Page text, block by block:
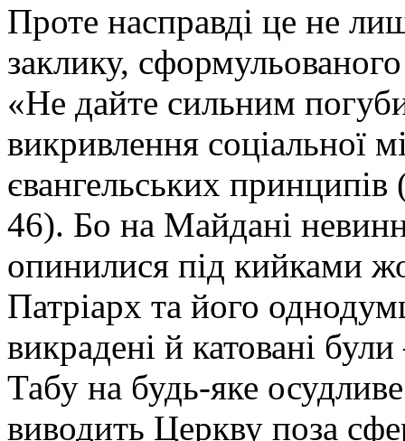
Проте насправді це не
заклику,
«Не дайте сильним
викривлення соціальної
євангельських
46). Бо на Майдані
опинилися під кийками
Патріарх та його
викрадені й катовані
Табу на будь-яке
виводить Церкву поза